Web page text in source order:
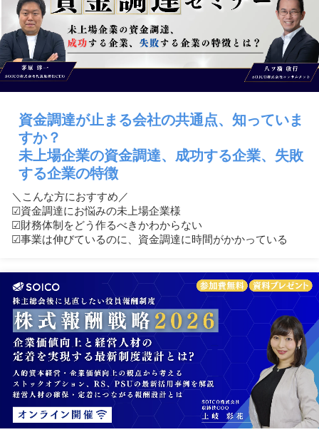
資金調達が止まる会社の共通点、知っていま
すか？
未上場企業の資金調達、成功する企業、失敗
する企業の特徴
＼こんな方におすすめ／
☑︎資金調達にお悩みの未上場企業様
☑︎財務体制をどう作るべきかわからない
☑︎事業は伸びているのに、資金調達に時間がかかっている